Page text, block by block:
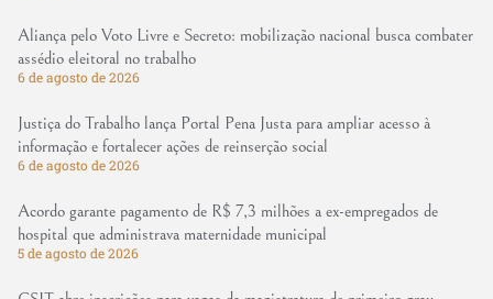
Aliança pelo Voto Livre e Secreto: mobilização nacional busca combater
assédio eleitoral no trabalho
6 de agosto de 2026
Justiça do Trabalho lança Portal Pena Justa para ampliar acesso à
informação e fortalecer ações de reinserção social
6 de agosto de 2026
Acordo garante pagamento de R$ 7,3 milhões a ex-empregados de
hospital que administrava maternidade municipal
5 de agosto de 2026